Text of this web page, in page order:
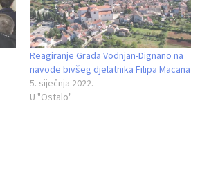
Reagiranje Grada Vodnjan-Dignano na
navode bivšeg djelatnika Filipa Macana
5. siječnja 2022.
U "Ostalo"